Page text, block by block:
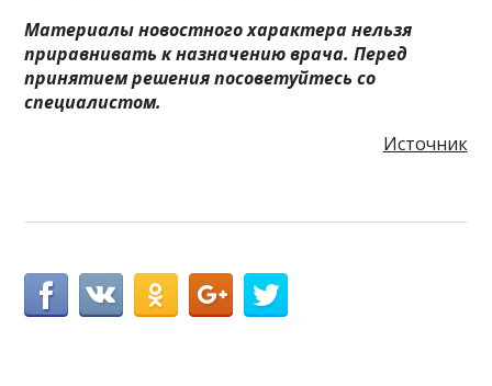
Материалы новостного характера нельзя
приравнивать к назначению врача. Перед
принятием решения посоветуйтесь со
специалистом.
Источник